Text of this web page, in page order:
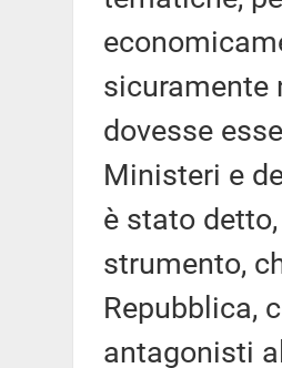
sicuramente
dovesse
Ministeri e
è stato
strumento,
Repubblica,
antagonisti